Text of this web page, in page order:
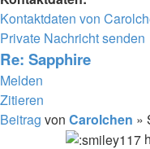
Kontaktdaten von
Private Nachricht senden
Re: Sapphire
Melden
Zitieren
Beitrag von Carolchen »